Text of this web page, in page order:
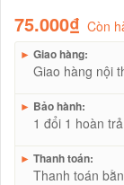
75.000₫ Còn
► Giao hàng:
Giao hàng nội
► Bảo hành:
1 đổi 1 hoàn
► Thanh toán:
Thanh toán